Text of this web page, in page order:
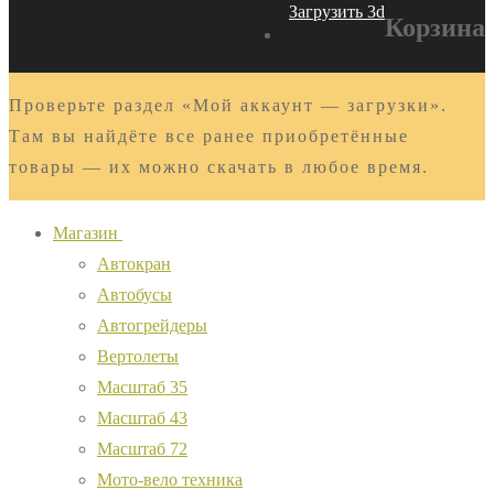
Загрузить 3d
Корзина
Проверьте раздел «Мой аккаунт — загрузки».
Там вы найдёте все ранее приобретённые
товары — их можно скачать в любое время.
Магазин
Автокран
Автобусы
Автогрейдеры
Вертолеты
Масштаб 35
Масштаб 43
Масштаб 72
Мото-вело техника